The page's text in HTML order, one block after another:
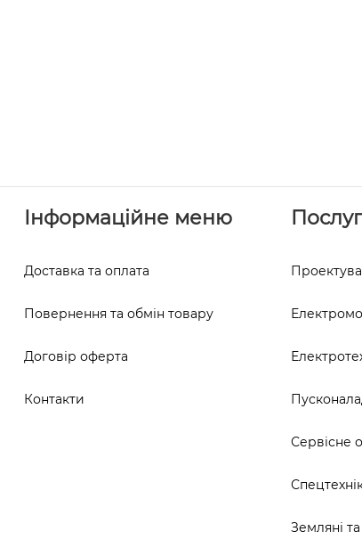
Інформаційне меню
Доставка та оплата
Повернення та обмін товару
Договір оферта
Контакти
Сервісне
Земляні